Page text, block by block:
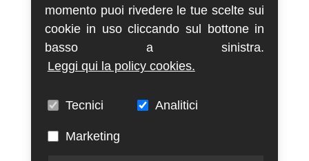
momento puoi rivedere le tue scelte sui
cookie in uso cliccando sul bottone in
basso a sinistra.
Leggi qui la policy cookies.
Tecnici Analitici
Marketing